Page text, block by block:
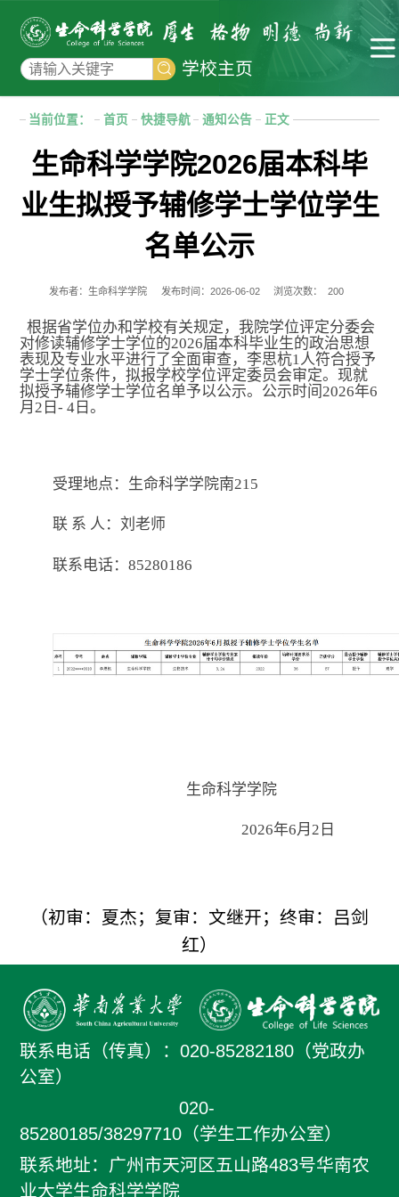
学校主页
当前位置： 首页 快捷导航 通知公告 正文
生命科学学院2026届本科毕
业生拟授予辅修学士学位学生
名单公示
发布者：生命科学学院 发布时间：2026-06-02 浏览次数： 200
根据省学位办和学校有关规定，我院学位评定分委会
对修读辅修学士学位的2026届本科毕业生的政治思想
表现及专业水平进行了全面审查，李思杭1人符合授予
学士学位条件，拟报学校学位评定委员会审定。现就
拟授予辅修学士学位名单予以公示。公示时间2026年6
月2 日- 4 日。
受理地点： 生命科学学院南215
联 系 人： 刘 老师
联系电话： 85280186
生命科学学院
2026年6月 2 日
（初审：夏杰；复审：文继开；终审：吕剑
红）
联系电话（传真）：020-85282180（党政办
公室）
020-
85280185/38297710（学生工作办公室）
联系地址：广州市天河区五山路483号华南农
业大学生命科学学院